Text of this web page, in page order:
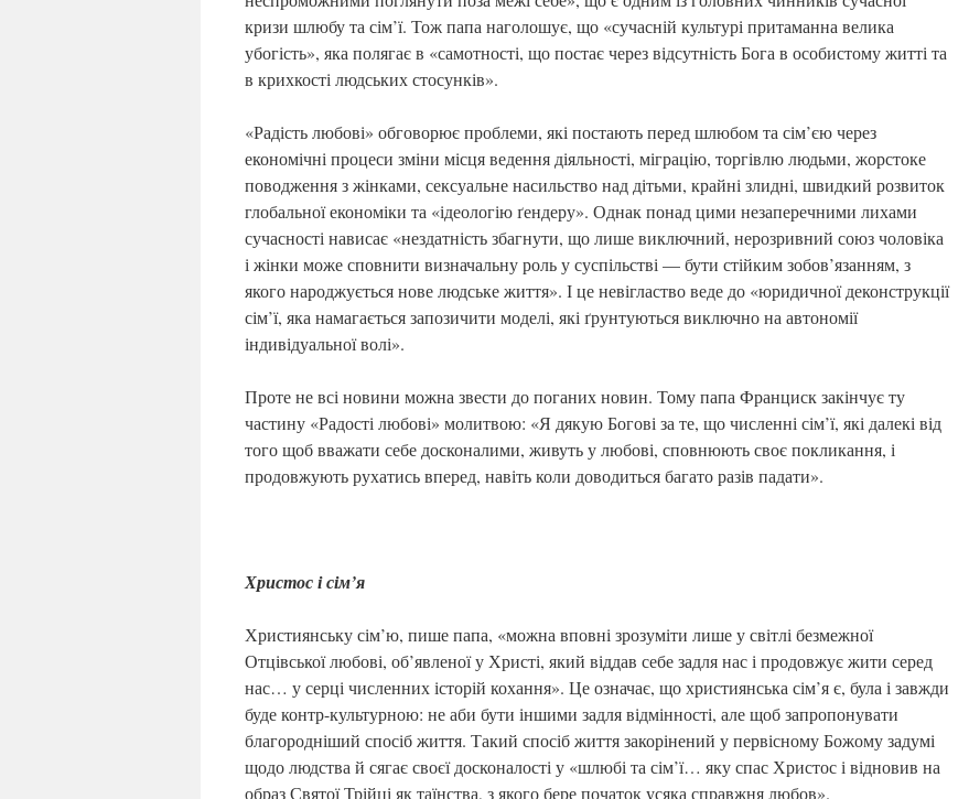
кризи шлюбу та сім’ї. Тож папа наголошує, що «сучасній культурі притаманна велика
убогість», яка полягає в «самотності, що постає через відсутність Бога в особистому житті та
в крихкості людських стосунків».
«Радість любові» обговорює проблеми, які постають перед шлюбом та сім’єю через
економічні процеси зміни місця ведення діяльності, міграцію, торгівлю людьми, жорстоке
поводження з жінками, сексуальне насильство над дітьми, крайні злидні, швидкий розвиток
глобальної економіки та «ідеологію ґендеру». Однак понад цими незаперечними лихами
сучасності нависає «нездатність збагнути, що лише виключний, нерозривний союз чоловіка
і жінки може сповнити визначальну роль у суспільстві — бути стійким зобов’язанням, з
якого народжується нове людське життя». І це невігластво веде до «юридичної деконструкції
сім’ї, яка намагається запозичити моделі, які ґрунтуються виключно на автономії
індивідуальної волі».
Проте не всі новини можна звести до поганих новин. Тому папа Франциск закінчує ту
частину «Радості любові» молитвою: «Я дякую Богові за те, що численні сім’ї, які далекі від
того щоб вважати себе досконалими, живуть у любові, сповнюють своє покликання, і
продовжують рухатись вперед, навіть коли доводиться багато разів падати».
Христос і сім’я
Християнську сім’ю, пише папа, «можна вповні зрозуміти лише у світлі безмежної
Отцівської любові, об’явленої у Христі, який віддав себе задля нас і продовжує жити серед
нас… у серці численних історій кохання». Це означає, що християнська сім’я є, була і завжди
буде контр-культурною: не аби бути іншими задля відмінності, але щоб запропонувати
благородніший спосіб життя. Такий спосіб життя закорінений у первісному Божому задумі
щодо людства й сягає своєї досконалості у «шлюбі та сім’ї… яку спас Христос і відновив на
образ Святої Трійці як таїнства, з якого бере початок усяка справжня любов».